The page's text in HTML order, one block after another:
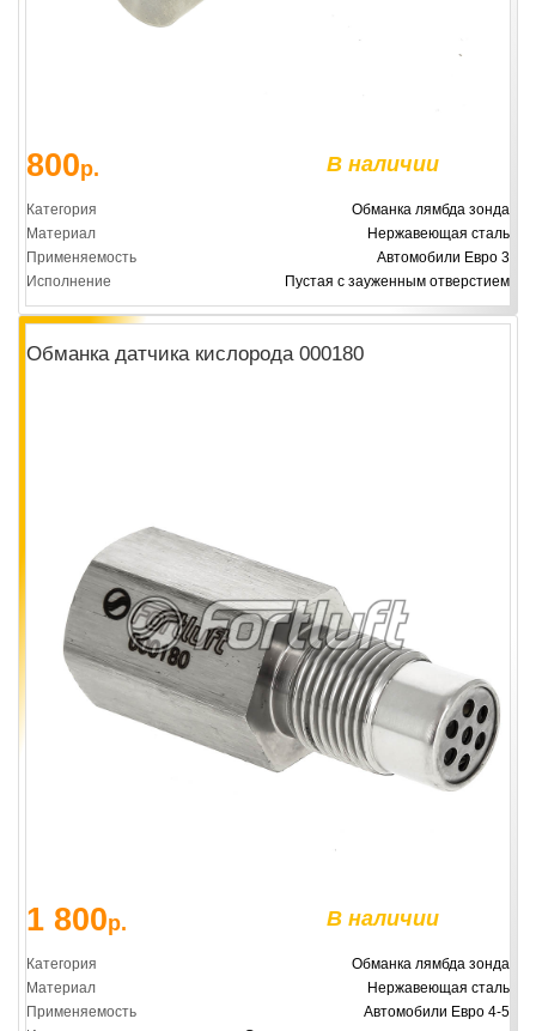
800р. В наличии
Категория
Обманка лямбда зонда
Материал
Нержавеющая сталь
Применяемость
Автомобили Евро 3
Исполнение
Пустая с зауженным отверстием
Обманка датчика кислорода 000180
1 800р. В наличии
Категория
Обманка лямбда зонда
Материал
Нержавеющая сталь
Применяемость
Автомобили Евро 4-5